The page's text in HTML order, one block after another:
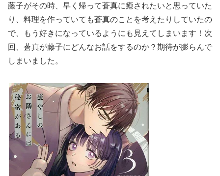
藤子がその時、早く帰って蒼真に癒されたいと思っていた
り、料理を作っていても蒼真のことを考えたりしていたの
で、もう好きになっているようにも見えてしまいます！次
回、蒼真が藤子にどんなお話をするのか？期待が膨らんで
しまいました。